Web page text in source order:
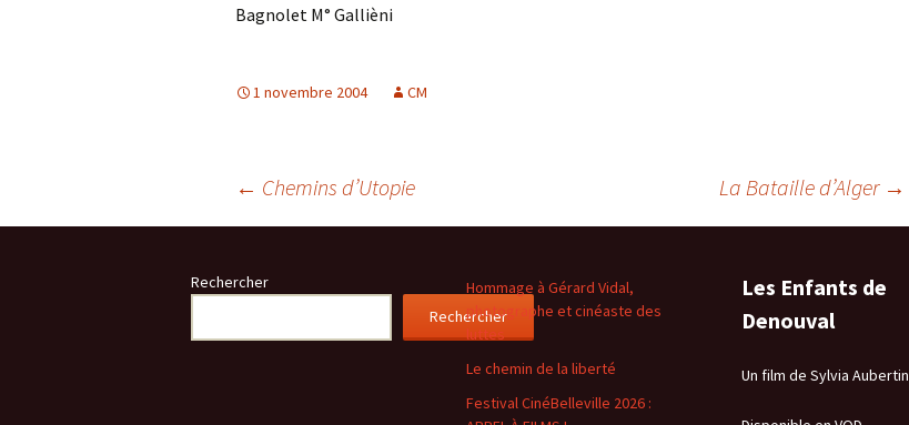
Bagnolet M° Gallièni
1 novembre 2004 CM
Navigation
articles
← Chemins d’Utopie La Bataille d’Alger →
Rechercher
Rechercher
Hommage à Gérard Vidal,
photographe et cinéaste des
luttes
Le chemin de la liberté
Festival CinéBelleville 2026 :
Les Enfants de
Denouval
Un film de Sylvia Aubertin